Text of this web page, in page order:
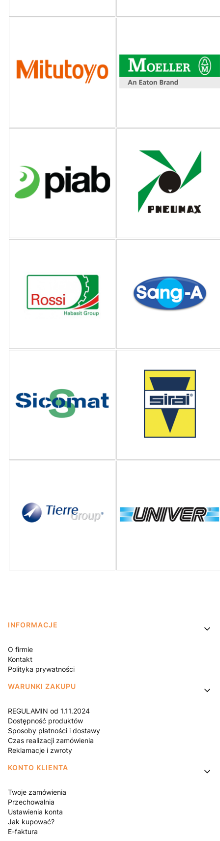
Linki w stopce
INFORMACJE
O firmie
Kontakt
Polityka prywatności
WARUNKI ZAKUPU
REGULAMIN od 1.11.2024
Dostępność produktów
Sposoby płatności i dostawy
Czas realizacji zamówienia
Reklamacje i zwroty
KONTO KLIENTA
Twoje zamówienia
Przechowalnia
Ustawienia konta
Jak kupować?
E-faktura